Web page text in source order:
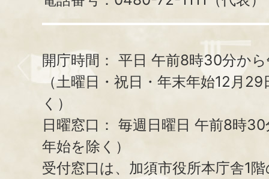
開庁時間： 平日 午前8時30分か
（土曜日・祝日・年末年始12月
く）
日曜窓口： 毎週日曜日 午前8時
年始を除く）
受付窓口は、加須市役所本庁舎1